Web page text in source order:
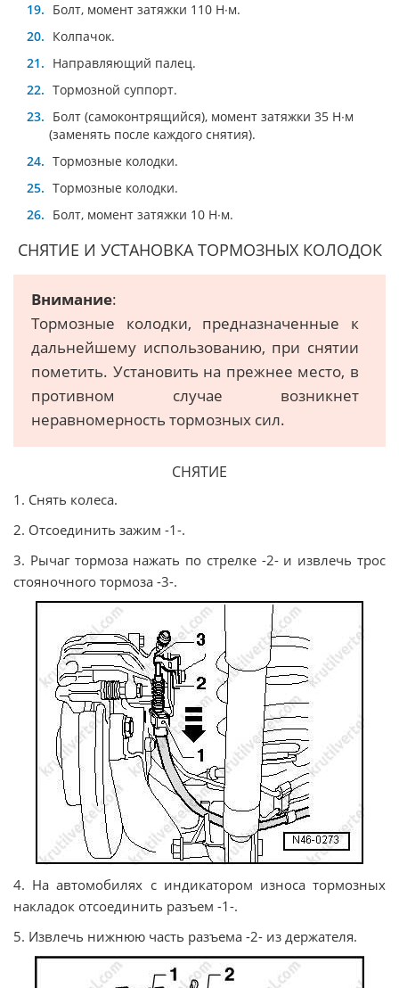
Болт, момент затяжки 110 Н∙м.
Колпачок.
Направляющий палец.
Тормозной суппорт.
Болт (самоконтрящийся), момент затяжки 35 Н∙м
(заменять после каждого снятия).
Тормозные колодки.
Тормозные колодки.
Болт, момент затяжки 10 Н∙м.
СНЯТИЕ И УСТАНОВКА ТОРМОЗНЫХ КОЛОДОК
Внимание:
Тормозные колодки, предназначенные к
дальнейшему использованию, при снятии
пометить. Установить на прежнее место, в
противном случае возникнет
неравномерность тормозных сил.
СНЯТИЕ
1. Снять колеса.
2. Отсоединить зажим -1-.
3. Рычаг тормоза нажать по стрелке -2- и извлечь трос
стояночного тормоза -3-.
4. На автомобилях с индикатором износа тормозных
накладок отсоединить разъем -1-.
5. Извлечь нижнюю часть разъема -2- из держателя.